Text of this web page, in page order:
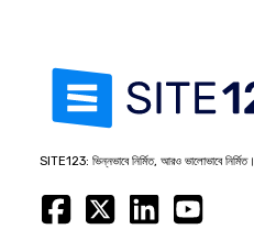
SITE123: ভিন্নভাবে নির্মিত, আরও ভালোভাবে নির্মিত।